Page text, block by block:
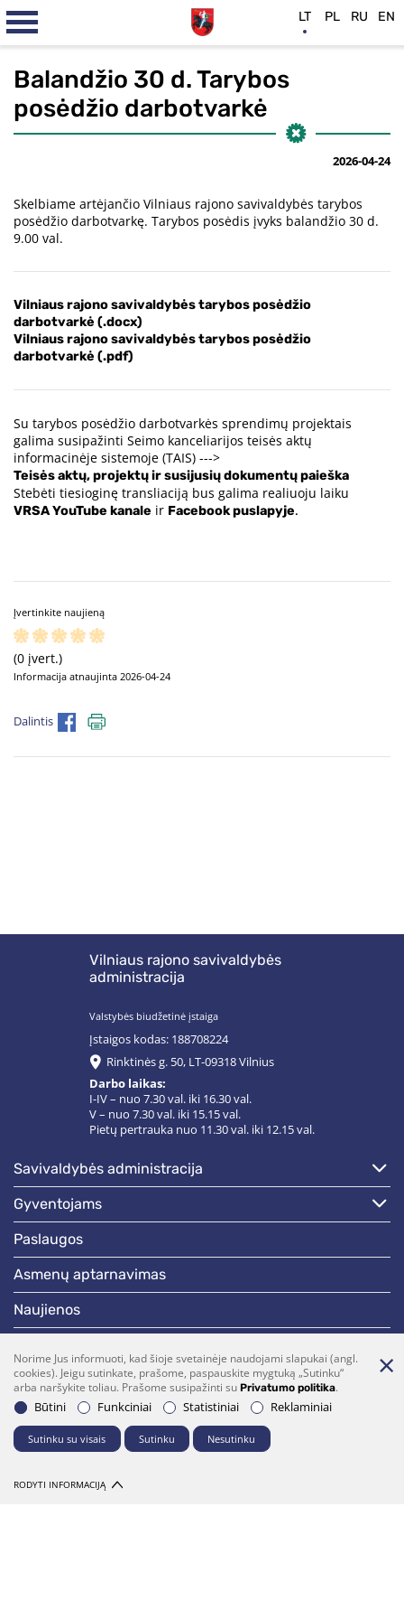
Balandžio 30 d. Tarybos
posėdžio darbotvarkė
2026-04-24
Skelbiame artėjančio Vilniaus rajono savivaldybės tarybos
posėdžio darbotvarkę. Tarybos posėdis įvyks balandžio 30 d.
9.00 val.
Vilniaus rajono savivaldybės tarybos posėdžio
darbotvarkė (.docx)
Vilniaus rajono savivaldybės tarybos posėdžio
darbotvarkė (.pdf)
Su tarybos posėdžio darbotvarkės sprendimų projektais
galima susipažinti Seimo kanceliarijos teisės aktų
informacinėje sistemoje (TAIS) --->
Teisės aktų, projektų ir susijusių dokumentų paieška
Stebėti tiesioginę transliaciją bus galima realiuoju laiku
VRSA YouTube kanale ir Facebook puslapyje.
Įvertinkite naujieną
(0 įvert.)
Informacija atnaujinta 2026-04-24
Dalintis
Vilniaus rajono savivaldybės
administracija
Valstybės biudžetinė įstaiga
Įstaigos kodas: 188708224
Rinktinės g. 50, LT-09318 Vilnius
Darbo laikas:
I-IV – nuo 7.30 val. iki 16.30 val.
V – nuo 7.30 val. iki 15.15 val.
Pietų pertrauka nuo 11.30 val. iki 12.15 val.
savivaldybės administracija
gyventojams
paslaugos
asmenų aptarnavimas
naujienos
darbotvarkės
Bendraukime
Norime Jus informuoti, kad šioje svetainėje naudojami slapukai (angl.
cookies). Jeigu sutinkate, prašome, paspauskite mygtuką „Sutinku“
arba naršykite toliau. Prašome susipažinti su Privatumo politika.
Būtini
Funkciniai Statistiniai Reklaminiai
Sutinku su visais Sutinku Nesutinku
RODYTI INFORMACIJĄ
LT PL RU EN